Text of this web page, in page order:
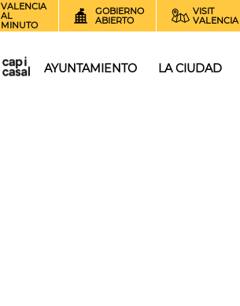
VALENCIA
AL
MINUTO
GOBIERNO
ABIERTO
VISIT
VALENCIA
AYUNTAMIENTO LA CIUDAD